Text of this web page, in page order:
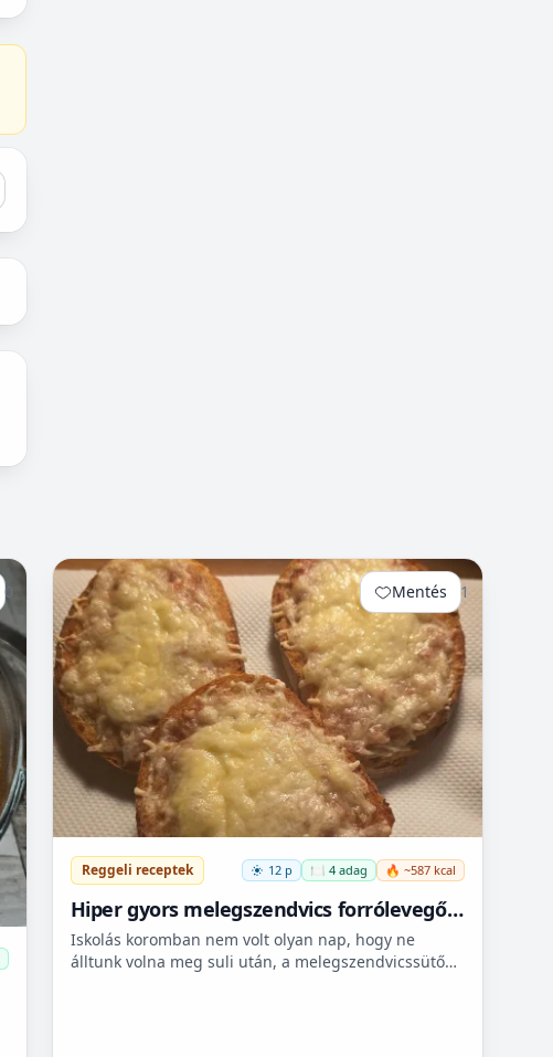
0 Mentés 1
Reggeli receptek 12 p 🍽️ 4 adag 🔥 ~587 kcal
Hiper gyors melegszendvics forrólevegős
sütőbe
Iskolás koromban nem volt olyan nap, hogy ne
álltunk volna meg suli után, a melegszendvicssütő